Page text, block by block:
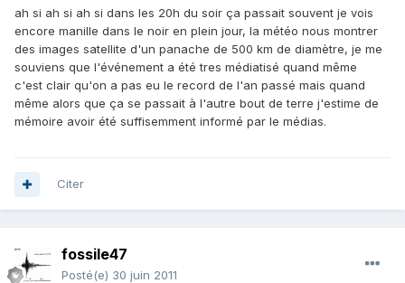
ah si ah si ah si dans les 20h du soir ça passait souvent je vois
encore manille dans le noir en plein jour, la météo nous montrer
des images satellite d'un panache de 500 km de diamètre, je me
souviens que l'événement a été tres médiatisé quand même
c'est clair qu'on a pas eu le record de l'an passé mais quand
même alors que ça se passait à l'autre bout de terre j'estime de
mémoire avoir été suffisemment informé par le médias.
Citer
fossile47
Posté(e) 30 juin 2011